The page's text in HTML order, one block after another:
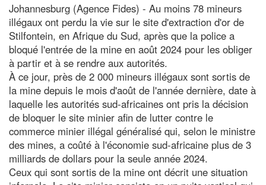
Johannesburg (Agence Fides) - Au moins 78 mineurs
illégaux ont perdu la vie sur le site d'extraction d'or de
Stilfontein, en Afrique du Sud, après que la police a
bloqué l'entrée de la mine en août 2024 pour les obliger
à partir et à se rendre aux autorités.
À ce jour, près de 2 000 mineurs illégaux sont sortis de
la mine depuis le mois d'août de l'année dernière, date à
laquelle les autorités sud-africaines ont pris la décision
de bloquer le site minier afin de lutter contre le
commerce minier illégal généralisé qui, selon le ministre
des mines, a coûté à l'économie sud-africaine plus de 3
milliards de dollars pour la seule année 2024.
Ceux qui sont sortis de la mine ont décrit une situation